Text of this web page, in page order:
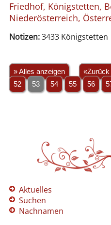
Friedhof, Königstetten,
Niederösterreich,
Notizen:3433 Königstetten
» Alles anzeigen «Zurück
52
53 54 55 56
Aktuelles
Suchen
Nachnamen